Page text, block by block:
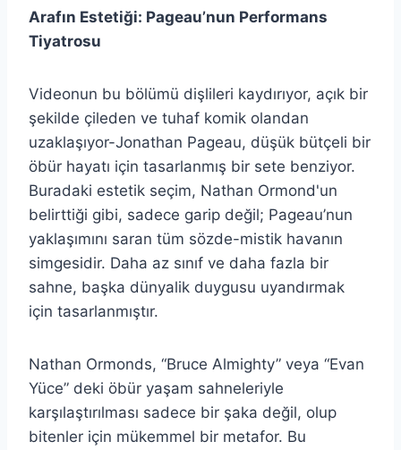
Arafın Estetiği: Pageau’nun Performans
Tiyatrosu
Videonun bu bölümü dişlileri kaydırıyor, açık bir
şekilde çileden ve tuhaf komik olandan
uzaklaşıyor-Jonathan Pageau, düşük bütçeli bir
öbür hayatı için tasarlanmış bir sete benziyor.
Buradaki estetik seçim, Nathan Ormond'un
belirttiği gibi, sadece garip değil; Pageau’nun
yaklaşımını saran tüm sözde-mistik havanın
simgesidir. Daha az sınıf ve daha fazla bir
sahne, başka dünyalik duygusu uyandırmak
için tasarlanmıştır.
Nathan Ormonds, “Bruce Almighty” veya “Evan
Yüce” deki öbür yaşam sahneleriyle
karşılaştırılması sadece bir şaka değil, olup
bitenler için mükemmel bir metafor. Bu